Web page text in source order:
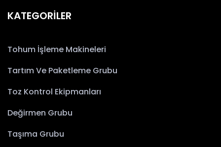
KATEGORİLER
Tohum İşleme Makineleri
Tartım Ve Paketleme Grubu
Toz Kontrol Ekipmanları
Değirmen Grubu
Taşıma Grubu